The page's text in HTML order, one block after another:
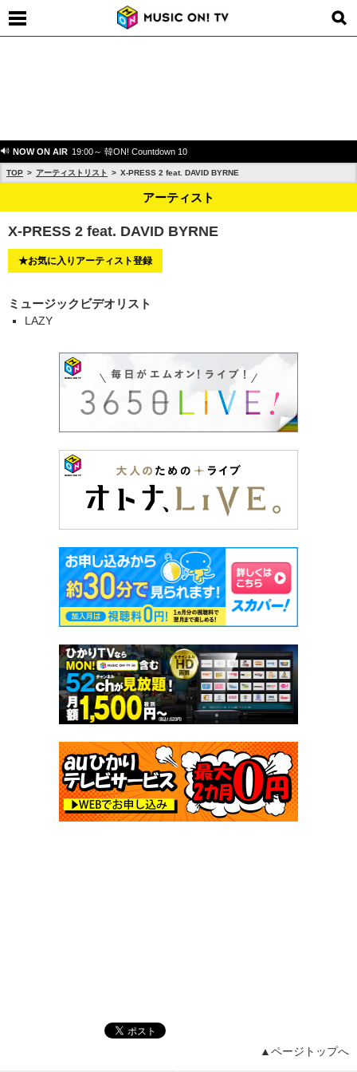
NOW ON AIR 19:00～ 韓ON! Countdown 10
TOP アーティストリスト X-PRESS 2 feat. DAVID BYRNE
アーティスト
X-PRESS 2 feat. DAVID BYRNE
★お気に入りアーティスト登録
ミュージックビデオリスト
LAZY
▲ページトップへ